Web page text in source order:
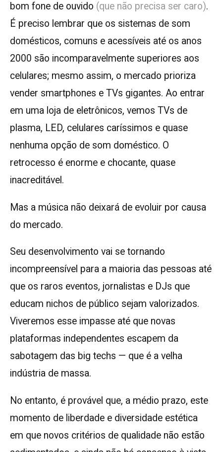
bom fone de ouvido (que não precisa ser caro).
É preciso lembrar que os sistemas de som
domésticos, comuns e acessíveis até os anos
2000 são incomparavelmente superiores aos
celulares; mesmo assim, o mercado prioriza
vender smartphones e TVs gigantes. Ao entrar
em uma loja de eletrônicos, vemos TVs de
plasma, LED, celulares caríssimos e quase
nenhuma opção de som doméstico. O
retrocesso é enorme e chocante, quase
inacreditável.
Mas a música não deixará de evoluir por causa
do mercado.
Seu desenvolvimento vai se tornando
incompreensível para a maioria das pessoas até
que os raros eventos, jornalistas e DJs que
educam nichos de público sejam valorizados.
Viveremos esse impasse até que novas
plataformas independentes escapem da
sabotagem das big techs — que é a velha
indústria de massa.
No entanto, é provável que, a médio prazo, este
momento de liberdade e diversidade estética
em que novos critérios de qualidade não estão